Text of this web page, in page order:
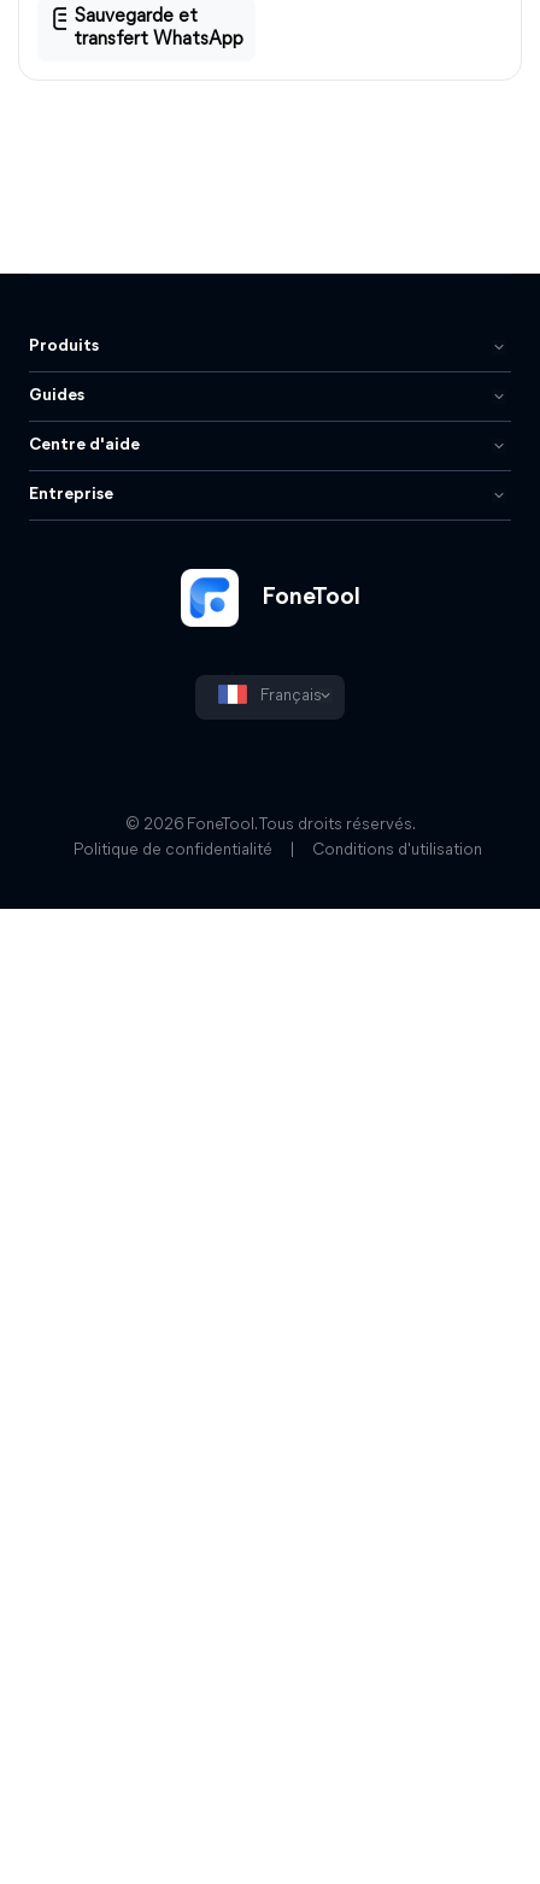
Sauvegarde et
transfert WhatsApp
FoneTool
Français
Produits
Guides
Centre d'aide
Entreprise
© 2026 FoneTool. Tous droits réservés.
Politique de confidentialité
Conditions d'utilisation